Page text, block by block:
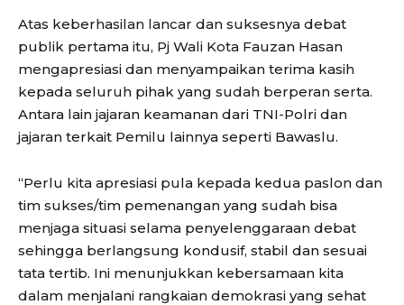
Atas keberhasilan lancar dan suksesnya debat
publik pertama itu, Pj Wali Kota Fauzan Hasan
mengapresiasi dan menyampaikan terima kasih
kepada seluruh pihak yang sudah berperan serta.
Antara lain jajaran keamanan dari TNI-Polri dan
jajaran terkait Pemilu lainnya seperti Bawaslu.
“Perlu kita apresiasi pula kepada kedua paslon dan
tim sukses/tim pemenangan yang sudah bisa
menjaga situasi selama penyelenggaraan debat
sehingga berlangsung kondusif, stabil dan sesuai
tata tertib. Ini menunjukkan kebersamaan kita
dalam menjalani rangkaian demokrasi yang sehat